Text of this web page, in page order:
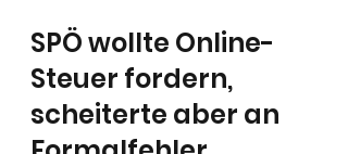
SPÖ wollte Online-
Steuer fordern,
scheiterte aber an